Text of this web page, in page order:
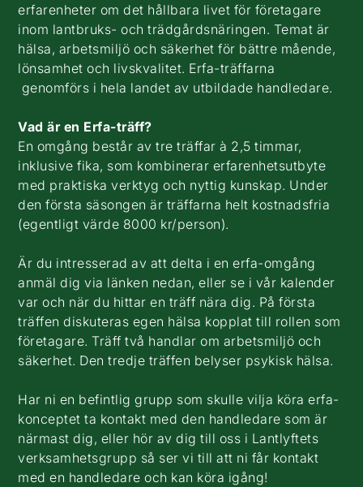
erfarenheter om det hållbara livet för företagare
inom lantbruks- och trädgårdsnäringen. Temat är
hälsa, arbetsmiljö och säkerhet för bättre mående,
lönsamhet och livskvalitet. Erfa-träffarna
genomförs i hela landet av utbildade handledare.
Vad är en Erfa-träff?
En omgång består av tre träffar à 2,5 timmar,
inklusive fika, som kombinerar erfarenhetsutbyte
med praktiska verktyg och nyttig kunskap. Under
den första säsongen är träffarna helt kostnadsfria
(egentligt värde 8000 kr/person).
Är du intresserad av att delta i en erfa-omgång
anmäl dig via länken nedan, eller se i vår kalender
var och när du hittar en träff nära dig. På första
träffen diskuteras egen hälsa kopplat till rollen som
företagare. Träff två handlar om arbetsmiljö och
säkerhet. Den tredje träffen belyser psykisk hälsa.
Har ni en befintlig grupp som skulle vilja köra erfa-
konceptet ta kontakt med den handledare som är
närmast dig, eller hör av dig till oss i Lantlyftets
verksamhetsgrupp så ser vi till att ni får kontakt
med en handledare och kan köra igång!